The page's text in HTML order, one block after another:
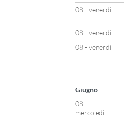
08 - venerdì
08 - venerdì
08 - venerdì
Giugno
08 -
mercoledì